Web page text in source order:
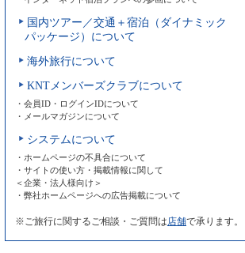
国内ツアー／交通＋宿泊（ダイナミック
パッケージ）について
海外旅行について
KNTメンバーズクラブについて
・会員ID・ログインIDについて
・メールマガジンについて
システムについて
・ホームページの不具合について
・サイトの使い方・掲載情報に関して
＜企業・法人様向け＞
・弊社ホームページへの広告掲載について
※ご旅行に関するご相談・ご質問は店舗で承ります。